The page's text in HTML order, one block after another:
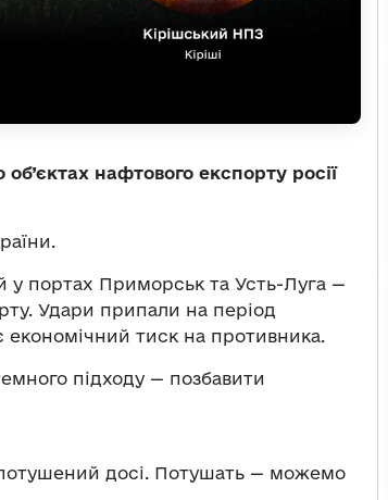
нафтового експорту росії
портах Приморськ та Усть-Луга —
Удари припали на період
економічний тиск на противника.
підходу — позбавити
досі. Потушать — можемо